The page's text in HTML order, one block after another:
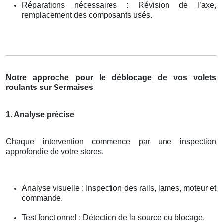
Réparations nécessaires : Révision de l’axe,
remplacement des composants usés.
Notre approche pour le déblocage de vos volets
roulants sur Sermaises
1. Analyse précise
Chaque intervention commence par une inspection
approfondie de votre stores.
Analyse visuelle : Inspection des rails, lames, moteur et
commande.
Test fonctionnel : Détection de la source du blocage.